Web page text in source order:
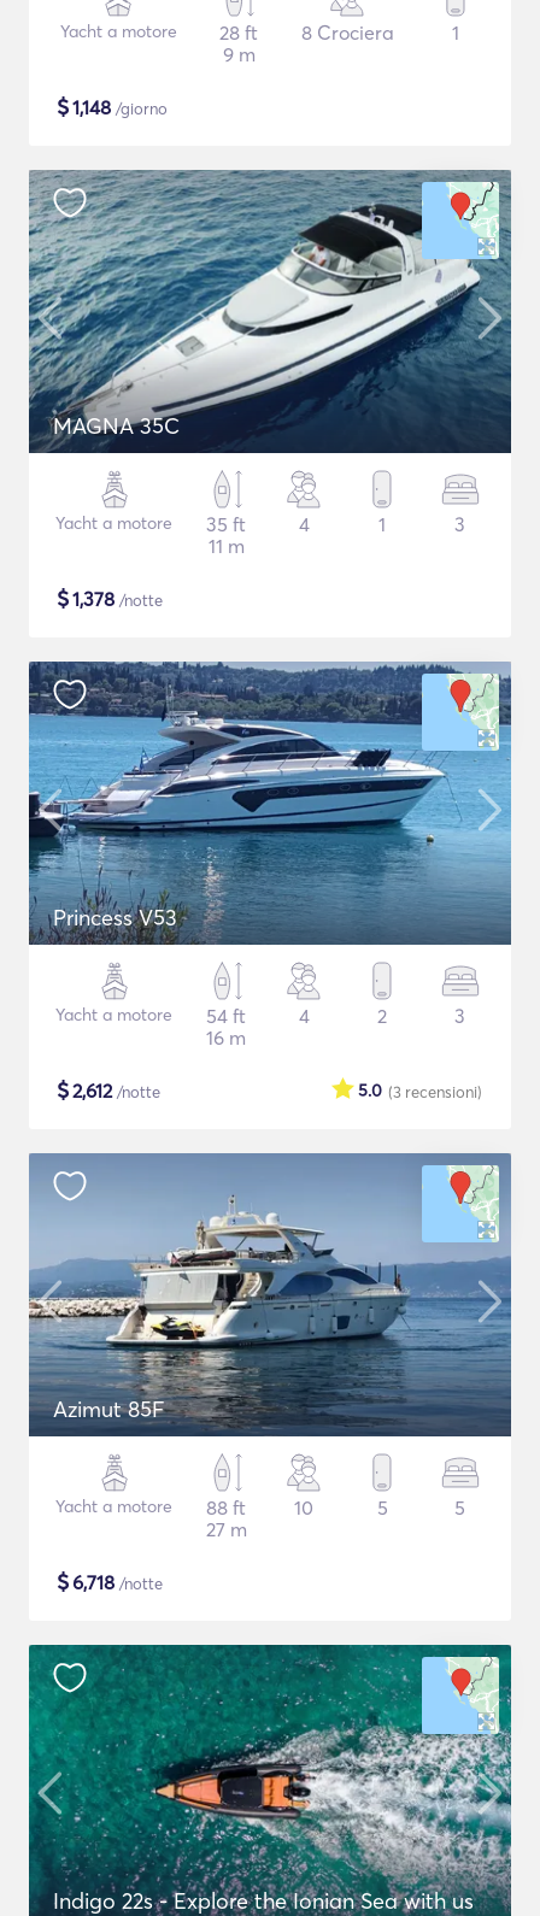
Yacht a motore
28 ft
9 m
8 Crociera 1
$1,148 /giorno
MAGNA 35C
Yacht a motore
35 ft
11 m
4 1 3
$1,378 /notte
Princess V53
Yacht a motore
54 ft
16 m
4 2 3
$2,612/notte (3 recensioni)
5.0
Azimut 85F
Yacht a motore
88 ft
27 m
10 5 5
$6,718 /notte
Indigo 22s - Explore the Ionian Sea with us